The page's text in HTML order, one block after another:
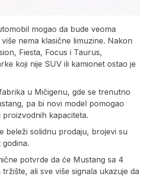
mogao da bude veoma
nema klasične limuzine. Nakon
Fiesta, Focus i Taurus,
koji nije SUV ili kamionet ostao je
u Mičigenu, gde se trenutno
pa bi novi model pomogao
kapaciteta.
beleži solidnu prodaju, brojevi su
potvrde da će Mustang sa 4
ali sve više signala ukazuje da